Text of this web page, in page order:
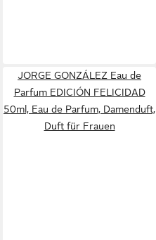
JORGE GONZÁLEZ Eau de
Parfum EDICIÓN FELICIDAD
50ml, Eau de Parfum, Damenduft,
Duft für Frauen